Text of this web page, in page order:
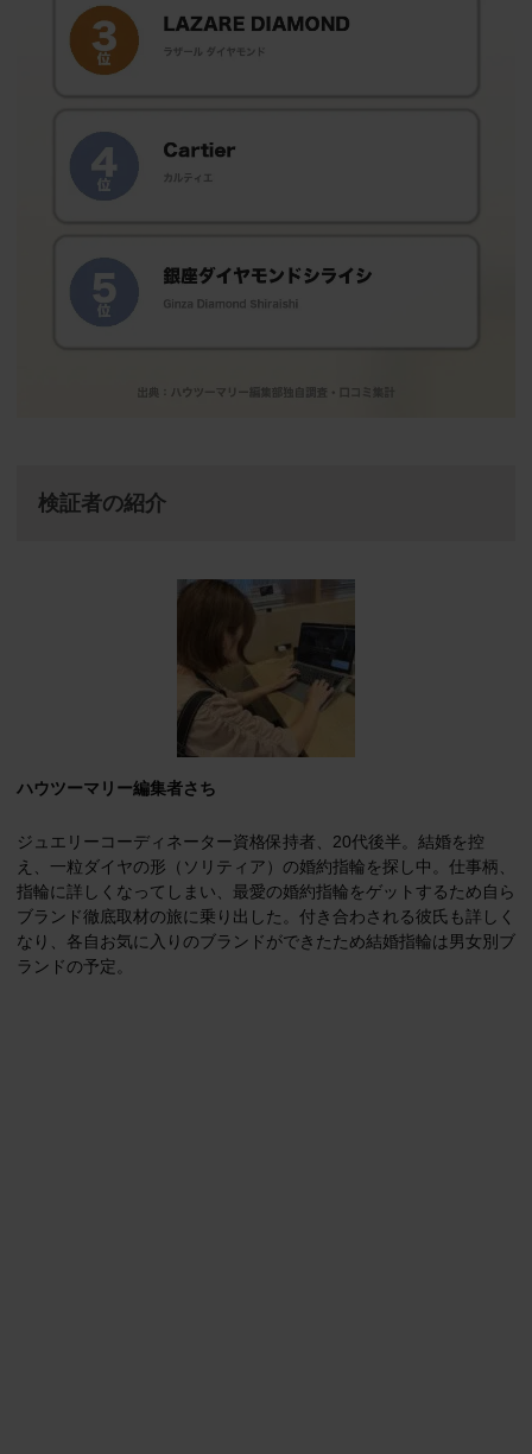
検証者の紹介
ハウツーマリー編集者さち
ジュエリーコーディネーター資格保持者、20代後半。結婚を控
え、一粒ダイヤの形（ソリティア）の婚約指輪を探し中。仕事柄、
指輪に詳しくなってしまい、最愛の婚約指輪をゲットするため自ら
ブランド徹底取材の旅に乗り出した。付き合わされる彼氏も詳しく
なり、各自お気に入りのブランドができたため結婚指輪は男女別ブ
ランドの予定。